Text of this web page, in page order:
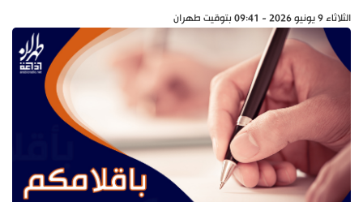
الثلاثاء 9 يونيو 2026 - 09:41 بتوقيت طهران